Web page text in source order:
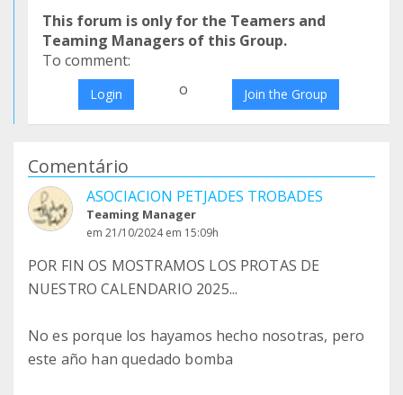
This forum is only for the Teamers and
Teaming Managers of this Group.
To comment:
Login o Join the Group
Comentário
ASOCIACION PETJADES TROBADES
Teaming Manager
em 21/10/2024 em 15:09h
POR FIN OS MOSTRAMOS LOS PROTAS DE
NUESTRO CALENDARIO 2025...
No es porque los hayamos hecho nosotras, pero
este año han quedado bomba